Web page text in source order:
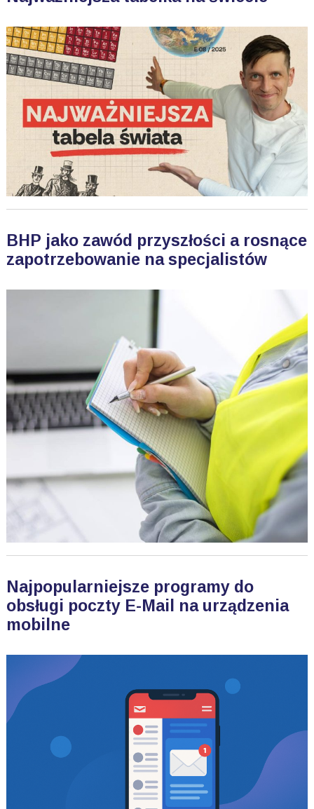
BHP jako zawód przyszłości a rosnące
zapotrzebowanie na specjalistów
Najpopularniejsze programy do
obsługi poczty E-Mail na urządzenia
mobilne